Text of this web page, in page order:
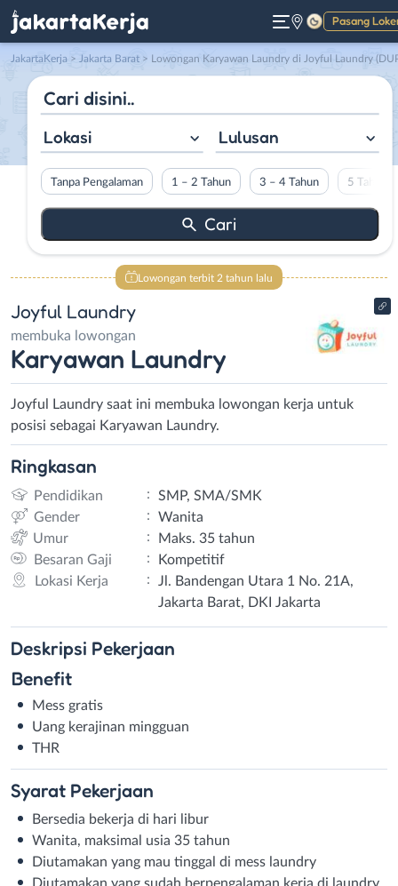
Pasang
Gelap
JakartaKerja > Jakarta Barat > Lowongan Karyawan Laundry di Joyful Laundry
Lokasi Lulusan
Tanpa Pengalaman 1 – 2 Tahun 3 – 4 Tahun 5 Tahun
Lowongan terbit 2 tahun lalu
Joyful Laundry
membuka lowongan
Karyawan Laundry
Joyful Laundry saat ini membuka lowongan kerja untuk
posisi sebagai Karyawan Laundry.
Ringkasan
Pendidikan :
SMP, SMA/SMK
Gender
:
Wanita
Umur
:
Maks. 35 tahun
Besaran Gaji
:
Kompetitif
Lokasi Kerja
:
Jl. Bandengan Utara 1 No. 21A,
Jakarta Barat, DKI Jakarta
Deskripsi Pekerjaan
Benefit
Mess gratis
Uang kerajinan mingguan
THR
Syarat Pekerjaan
Bersedia bekerja di hari libur
Wanita, maksimal usia 35 tahun
Diutamakan yang mau tinggal di mess laundry